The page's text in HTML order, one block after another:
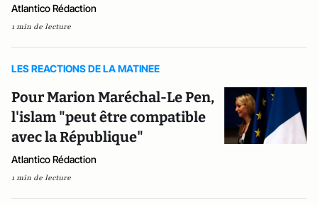
Atlantico Rédaction
1 min de lecture
LES REACTIONS DE LA MATINEE
Pour Marion Maréchal-Le Pen,
l'islam "peut être compatible
avec la République"
Atlantico Rédaction
1 min de lecture